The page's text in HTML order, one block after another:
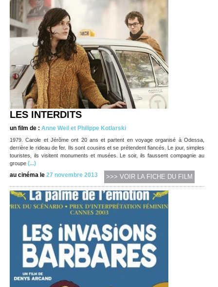
LES INTERDITS
un film de : Anne Weil et Philippe Kotlarski
1979. Carole et Jérôme ont 20 ans et partent en voyage organisé à Odessa,
derrière le rideau de fer. Ils sont cousins et se prétendent fiancés. Le jour, simples
touristes, ils visitent monuments et musées. Le soir, ils faussent compagnie au
groupe (...)
au cinéma le 27 novembre 2013 >>> VOIR LA FICHE DU FILM